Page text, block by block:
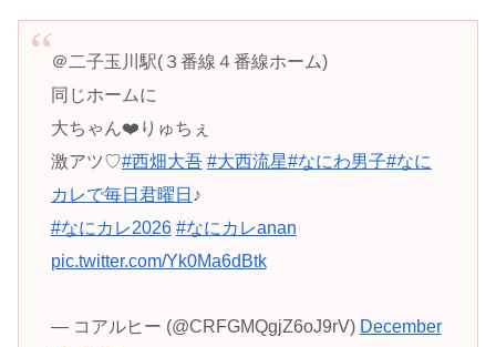
＠二子玉川駅(３番線４番線ホーム)
同じホームに
大ちゃん❤️りゅちぇ
激アツ♡#西畑大吾 #大西流星#なにわ男子#なに
カレで毎日君曜日 ♪
#なにカレ2026 #なにカレanan
pic.twitter.com/Yk0Ma6dBtk
— コアルヒー (@CRFGMQgjZ6oJ9rV) December